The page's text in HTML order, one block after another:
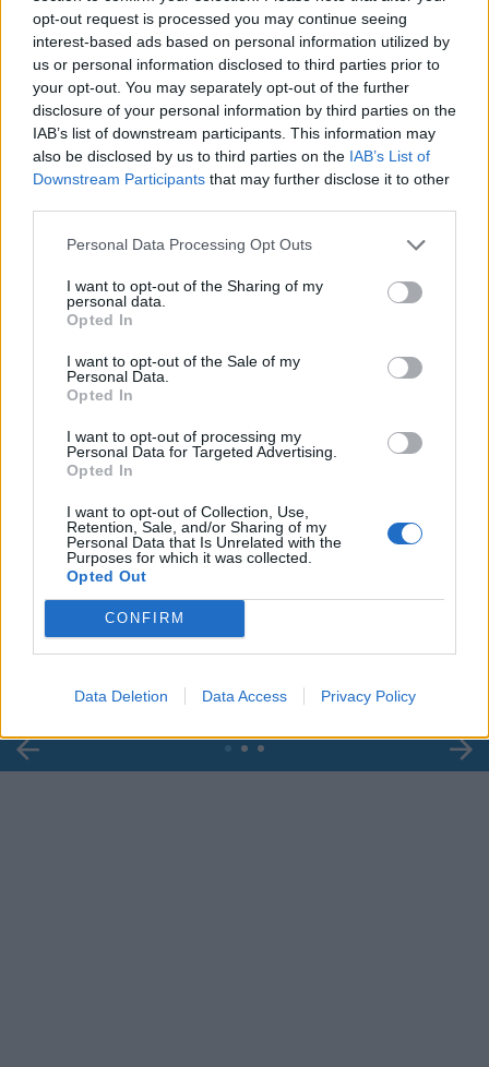
opt-out request is processed you may continue seeing
interest-based ads based on personal information utilized by
us or personal information disclosed to third parties prior to
your opt-out. You may separately opt-out of the further
disclosure of your personal information by third parties on the
IAB’s list of downstream participants. This information may
also be disclosed by us to third parties on the IAB’s List of
Downstream Participants that may further disclose it to other
Personal Data Processing Opt Outs
I want to opt-out of the Sharing of my
personal data.
Opted In
I want to opt-out of the Sale of my
Personal Data.
Opted In
I want to opt-out of processing my
Personal Data for Targeted Advertising.
Opted In
I want to opt-out of Collection, Use,
Retention, Sale, and/or Sharing of my
Personal Data that Is Unrelated with the
Purposes for which it was collected.
Opted Out
CONFIRM
Data Deletion Data Access Privacy Policy
00:00
Leonardo Maria Del Vecchio dall'ex compagna
in ospedale. Le dichiarazioni ai giornalisti